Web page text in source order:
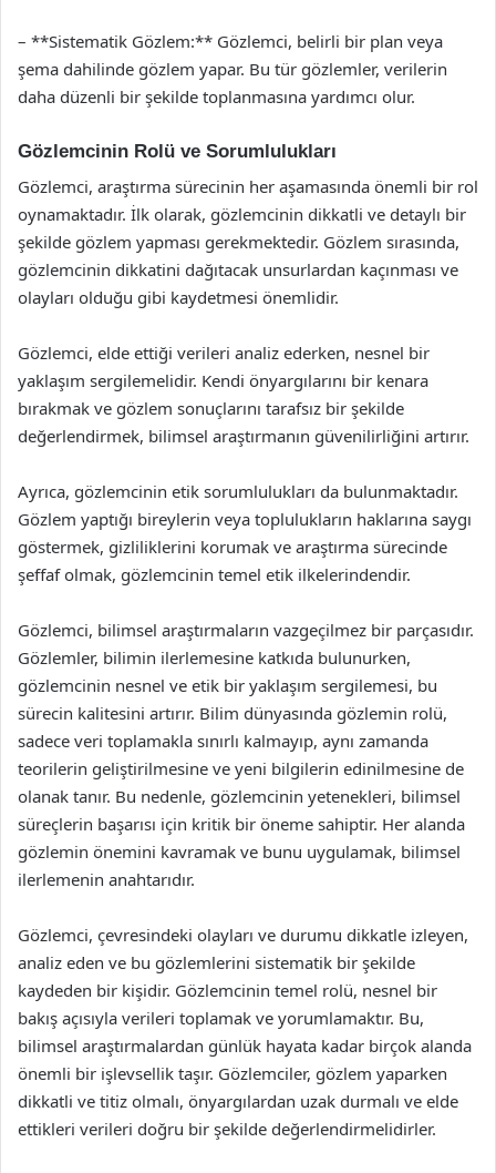
– **Sistematik Gözlem:** Gözlemci, belirli bir plan veya
şema dahilinde gözlem yapar. Bu tür gözlemler, verilerin
daha düzenli bir şekilde toplanmasına yardımcı olur.
Gözlemcinin Rolü ve Sorumlulukları
Gözlemci, araştırma sürecinin her aşamasında önemli bir rol
oynamaktadır. İlk olarak, gözlemcinin dikkatli ve detaylı bir
şekilde gözlem yapması gerekmektedir. Gözlem sırasında,
gözlemcinin dikkatini dağıtacak unsurlardan kaçınması ve
olayları olduğu gibi kaydetmesi önemlidir.
Gözlemci, elde ettiği verileri analiz ederken, nesnel bir
yaklaşım sergilemelidir. Kendi önyargılarını bir kenara
bırakmak ve gözlem sonuçlarını tarafsız bir şekilde
değerlendirmek, bilimsel araştırmanın güvenilirliğini artırır.
Ayrıca, gözlemcinin etik sorumlulukları da bulunmaktadır.
Gözlem yaptığı bireylerin veya toplulukların haklarına saygı
göstermek, gizliliklerini korumak ve araştırma sürecinde
şeffaf olmak, gözlemcinin temel etik ilkelerindendir.
Gözlemci, bilimsel araştırmaların vazgeçilmez bir parçasıdır.
Gözlemler, bilimin ilerlemesine katkıda bulunurken,
gözlemcinin nesnel ve etik bir yaklaşım sergilemesi, bu
sürecin kalitesini artırır. Bilim dünyasında gözlemin rolü,
sadece veri toplamakla sınırlı kalmayıp, aynı zamanda
teorilerin geliştirilmesine ve yeni bilgilerin edinilmesine de
olanak tanır. Bu nedenle, gözlemcinin yetenekleri, bilimsel
süreçlerin başarısı için kritik bir öneme sahiptir. Her alanda
gözlemin önemini kavramak ve bunu uygulamak, bilimsel
ilerlemenin anahtarıdır.
Gözlemci, çevresindeki olayları ve durumu dikkatle izleyen,
analiz eden ve bu gözlemlerini sistematik bir şekilde
kaydeden bir kişidir. Gözlemcinin temel rolü, nesnel bir
bakış açısıyla verileri toplamak ve yorumlamaktır. Bu,
bilimsel araştırmalardan günlük hayata kadar birçok alanda
önemli bir işlevsellik taşır. Gözlemciler, gözlem yaparken
dikkatli ve titiz olmalı, önyargılardan uzak durmalı ve elde
ettikleri verileri doğru bir şekilde değerlendirmelidirler.